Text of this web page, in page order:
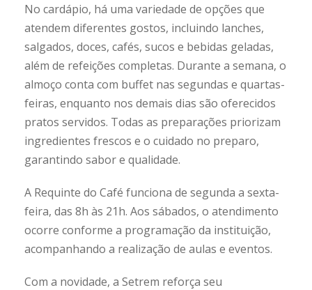
No cardápio, há uma variedade de opções que
atendem diferentes gostos, incluindo lanches,
salgados, doces, cafés, sucos e bebidas geladas,
além de refeições completas. Durante a semana, o
almoço conta com buffet nas segundas e quartas-
feiras, enquanto nos demais dias são oferecidos
pratos servidos. Todas as preparações priorizam
ingredientes frescos e o cuidado no preparo,
garantindo sabor e qualidade.
A Requinte do Café funciona de segunda a sexta-
feira, das 8h às 21h. Aos sábados, o atendimento
ocorre conforme a programação da instituição,
acompanhando a realização de aulas e eventos.
Com a novidade, a Setrem reforça seu